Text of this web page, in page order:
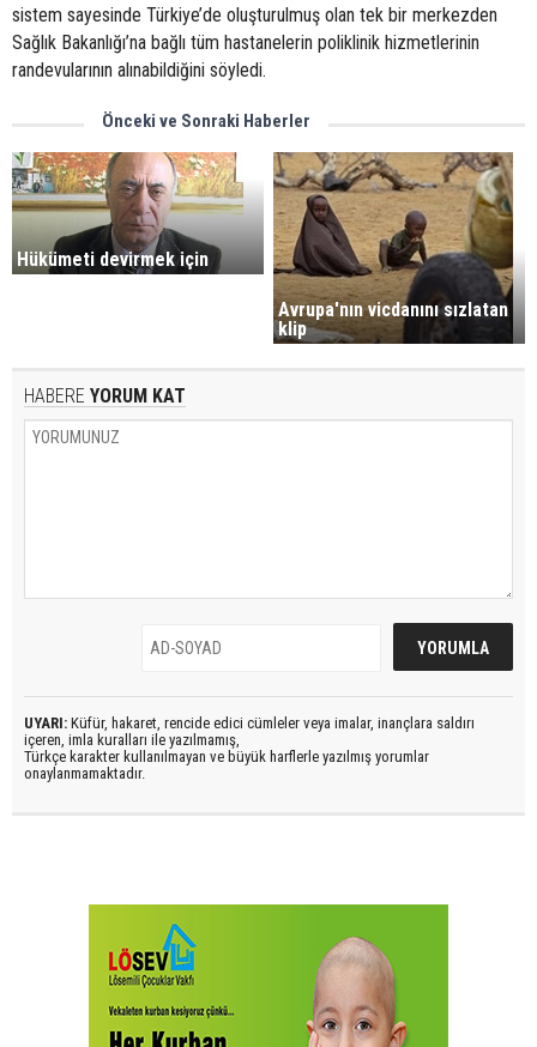
sistem sayesinde Türkiye’de oluşturulmuş olan tek bir merkezden
Sağlık Bakanlığı’na bağlı tüm hastanelerin poliklinik hizmetlerinin
randevularının alınabildiğini söyledi.
Önceki ve Sonraki Haberler
Hükümeti devirmek için
Avrupa'nın vicdanını sızlatan
klip
HABERE YORUM KAT
UYARI: Küfür, hakaret, rencide edici cümleler veya imalar, inançlara saldırı
içeren, imla kuralları ile yazılmamış,
Türkçe karakter kullanılmayan ve büyük harflerle yazılmış yorumlar
onaylanmamaktadır.